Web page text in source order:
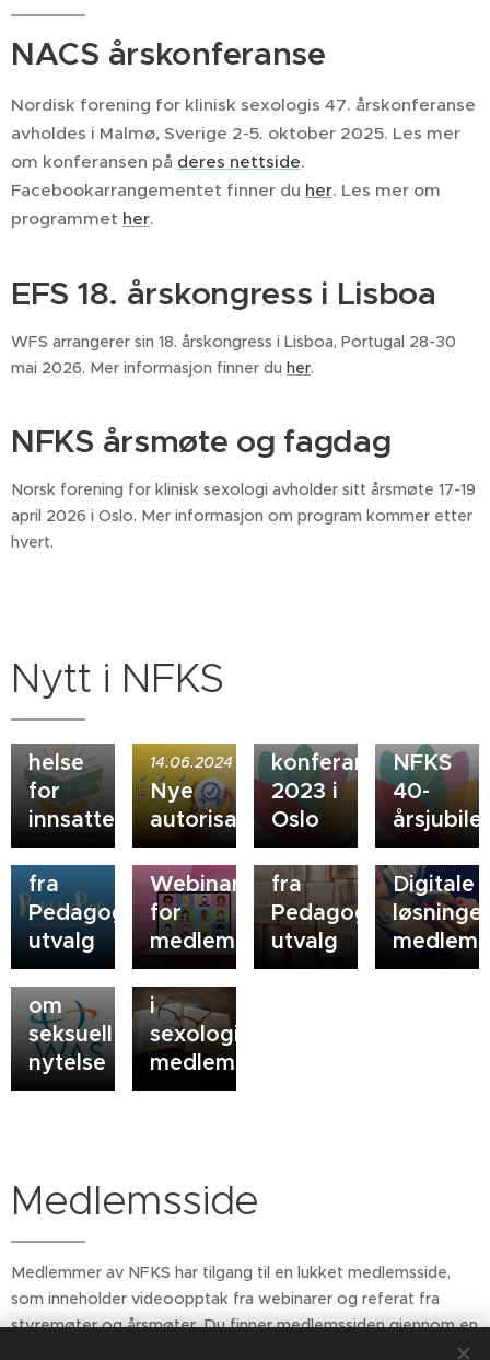
NACS årskonferanse
Nordisk forening for klinisk sexologis 47. årskonferanse
avholdes i Malmø, Sverige 2-5. oktober 2025. Les mer
om konferansen på deres nettside.
Facebookarrangementet finner du her. Les mer om
programmet her.
EFS 18. årskongress i Lisboa
WFS arrangerer sin 18. årskongress i Lisboa, Portugal 28-30
mai 2026. Mer informasjon finner du her.
NFKS årsmøte og fagdag
Norsk forening for klinisk sexologi avholder sitt årsmøte 17-19
april 2026 i Oslo. Mer informasjon om program kommer etter
hvert.
Nytt i NFKS
02.02.2025
Metodebok
helse
for
innsatte
14.06.2024
Nye
autorisasjonskriterier
konferansen
2023 i
Oslo
NFKS
40-
31.03.2022
Podcast
fra
Pedagogisk
utvalg
Webinarer
for
medlemmer
15.02.2021
Litteraturtips
fra
Pedagogisk
utvalg
Digitale
15.10.2019
Erklæring
om
seksuell
nytelse
25.09.2019
Master
i
sexologi:
medlemsundersøkelse
Medlemsside
Medlemmer av NFKS har tilgang til en lukket medlemsside,
som inneholder videoopptak fra webinarer og referat fra
styremøter og årsmøter. Du finner medlemssiden gjennom en
lenke som sendes til medlemmer i nyhetsbrevene på epost.